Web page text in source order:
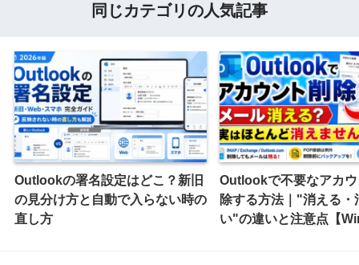
同じカテゴリの人気記事
Outlookの署名設定はどこ？新旧
の見分け方と自動で入らない時の
直し方
Outlookで不要なアカ
除する方法｜"消える・
い"の違いと注意点【